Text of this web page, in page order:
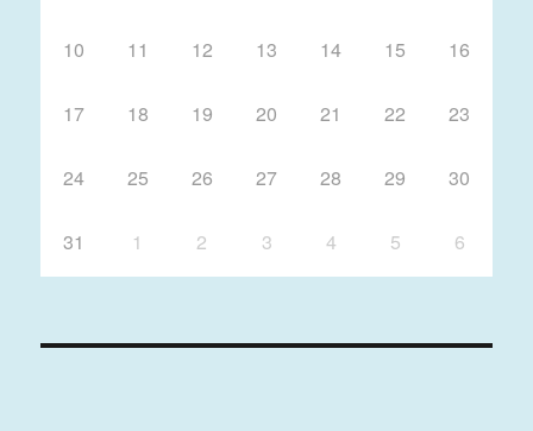
10 11 12 13 14 15 16
17 18 19 20 21 22 23
24 25 26 27 28 29 30
31 1 2 3 4 5 6